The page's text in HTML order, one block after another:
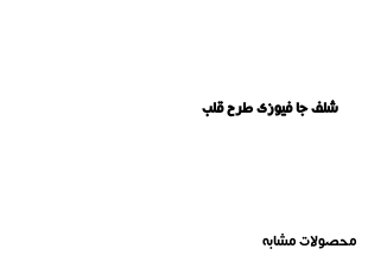
شلف جا فیوزی طرح قلب
محصولات مشابه